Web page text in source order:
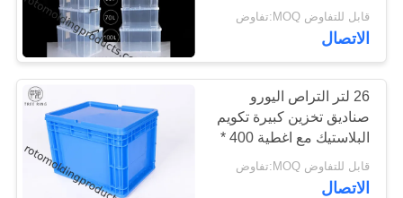
البلاستيك التراص
قابل للتفاوض MOQ:تفاوض
الاتصال
26 لتر التراص اليورو
صناديق تخزين كبيرة تكويم
البلاستيك مع اغطية 400 *
300 * 280
قابل للتفاوض MOQ:تفاوض
الاتصال